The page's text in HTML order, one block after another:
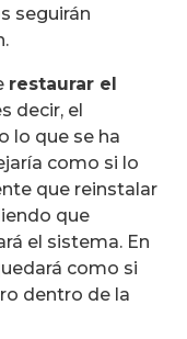
seguirán
restaurar el
decir, el
lo que se ha
como si lo
que reinstalar
que
el sistema. En
como si
dentro de la